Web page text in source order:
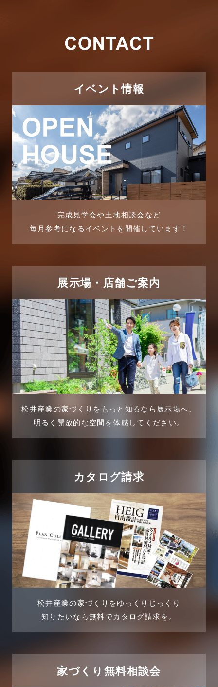
イベント情報
完成見学会や土地相談会など
毎月参考になるイベントを開催しています！
展示場・店舗ご案内
松井産業の家づくりをもっと知るなら展示場へ。
明るく開放的な空間を体感してください。
カタログ請求
松井産業の家づくりをゆっくりじっくり
知りたいなら無料でカタログ請求を。
家づくり無料相談会